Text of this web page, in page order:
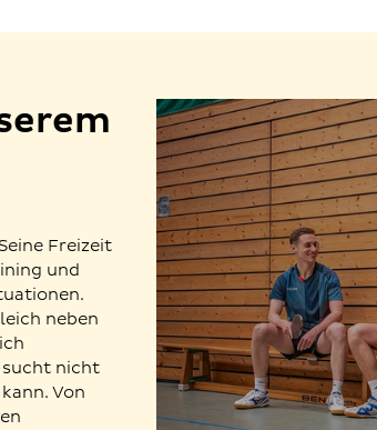
Freizeit
und
neben
sucht nicht
Von